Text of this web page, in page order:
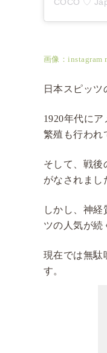
画像：instagram
日本スピッツ
1920年代に
繁殖も行われ
そして、戦後
がなされまし
しかし、神
ツの人気が続
現在では無駄
す。